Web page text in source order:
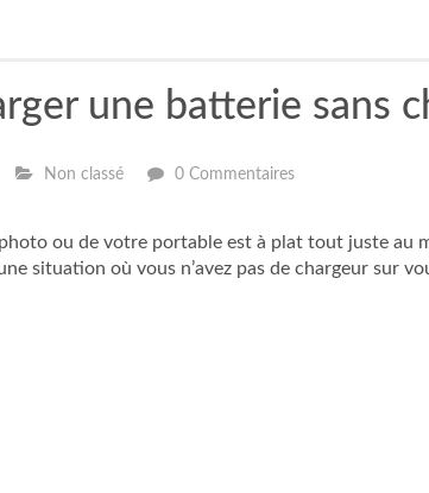
une batterie sans
Non classé 0 Commentaires
ou de votre portable est à plat tout juste au
situation où vous n’avez pas de chargeur sur